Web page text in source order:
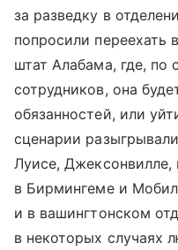
за разведку в
попросили переехать
штат Алабама, где, по
сотрудников, она
обязанностей, или
сценарии
Луисе,
в Бирмингеме и
и в вашингтонском
в некоторых случаях